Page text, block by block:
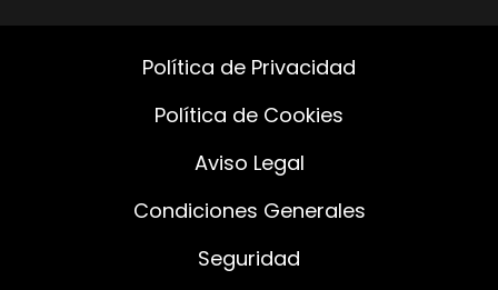
Política de Privacidad
Política de Cookies
Aviso Legal
Condiciones Generales
Seguridad